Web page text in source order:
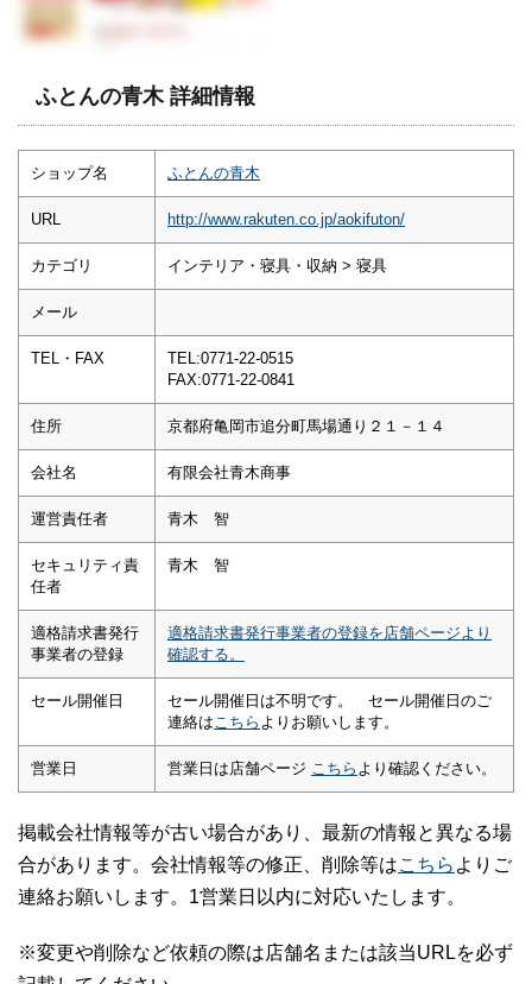
ふとんの青木 詳細情報
ショップ名 ふとんの青木
URL http://www.rakuten.co.jp/aokifuton/
カテゴリ インテリア・寝具・収納 > 寝具
メール
TEL・FAX
TEL:0771-22-0515
FAX:0771-22-0841
住所 京都府亀岡市追分町馬場通り２１－１４
会社名 有限会社青木商事
運営責任者 青木 智
セキュリティ責
任者
青木 智
適格請求書発行
事業者の登録
適格請求書発行事業者の登録を店舗ページより
確認する。
セール開催日
セール開催日は不明です。 セール開催日のご
連絡は こちら よりお願いします。
営業日 営業日は店舗ページ こちら より確認ください。
掲載会社情報等が古い場合があり、最新の情報と異なる場
合があります。会社情報等の修正、削除等はこちら よりご
連絡お願いします。1営業日以内に対応いたします。
※変更や削除など依頼の際は店舗名または該当URLを必ず